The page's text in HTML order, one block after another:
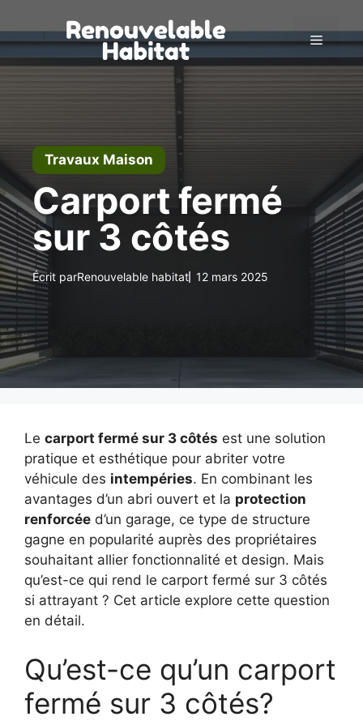
au
contenu
Menu
Travaux Maison
Carport fermé
sur 3 côtés
Écrit parRenouvelable habitat 12 mars 2025
Le carport fermé sur 3 côtés est une solution
pratique et esthétique pour abriter votre
véhicule des intempéries. En combinant les
avantages d’un abri ouvert et la protection
renforcée d’un garage, ce type de structure
gagne en popularité auprès des propriétaires
souhaitant allier fonctionnalité et design. Mais
qu’est-ce qui rend le carport fermé sur 3 côtés
si attrayant ? Cet article explore cette question
en détail.
Qu’est-ce qu’un carport
fermé sur 3 côtés?